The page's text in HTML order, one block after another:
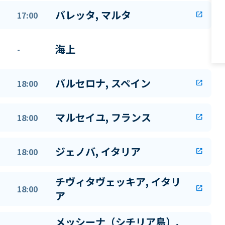
17:00 バレッタ, マルタ open_in_new
- 海上
18:00 バルセロナ, スペイン open_in_new
18:00 マルセイユ, フランス open_in_new
18:00 ジェノバ, イタリア open_in_new
18:00
チヴィタヴェッキア, イタリ
ア
open_in_new
メッシーナ（シチリア島）,